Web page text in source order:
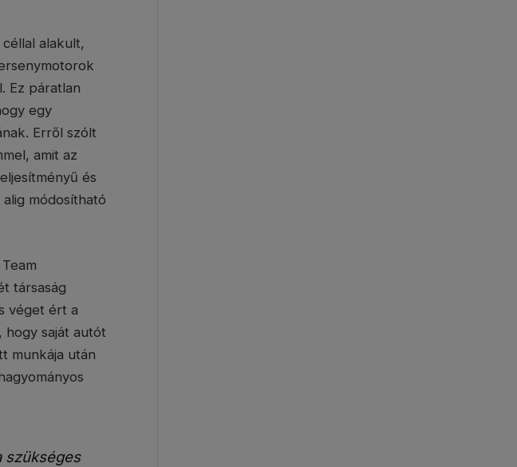
alakult,
Ez páratlan
egy
Erről szólt
amit az
és
módosítható
társaság
véget ért a
saját autót
munkája után
szükséges